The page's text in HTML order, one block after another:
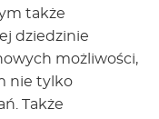
także
dziedzinie
możliwości,
nie tylko
Także